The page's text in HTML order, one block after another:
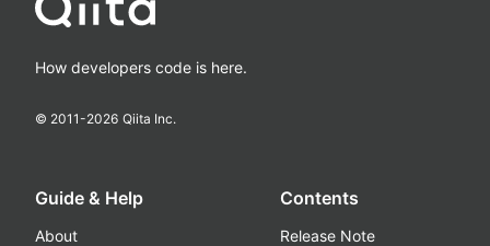
How developers code is here.
© 2011-2026 Qiita Inc.
Guide & Help
About
Contents
Release Note